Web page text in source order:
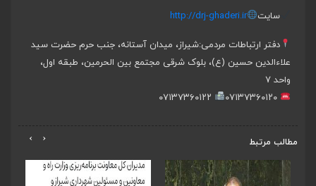
سایت http://drj-ghaderi.ir
دفتر ارتباطات مردمی:شیراز، میدان آستانه، جنب حرم حضرت سید
علاءالدین حسین (ع)، بلوک شرقی مجتمع بین الحرمین، طبقه اول،
واحد ۷
مطالب مرتبط ‹
›